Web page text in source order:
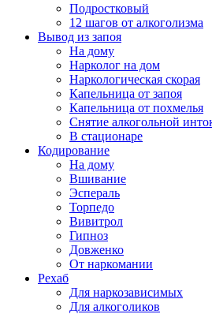
Подростковый
12 шагов от алкоголизма
Вывод из запоя
На дому
Нарколог на дом
Наркологическая скорая
Капельница от запоя
Капельница от похмелья
Снятие алкогольной
В стационаре
Кодирование
На дому
Вшивание
Эспераль
Торпедо
Вивитрол
Гипноз
Довженко
От наркомании
Рехаб
Для наркозависимых
Для алкоголиков